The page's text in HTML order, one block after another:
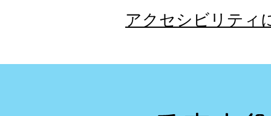
アクセシビリティ